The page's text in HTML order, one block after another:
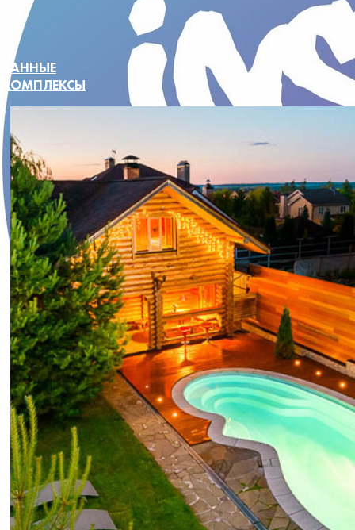
Узнать цены
БАННЫЕ
КОМПЛЕКСЫ